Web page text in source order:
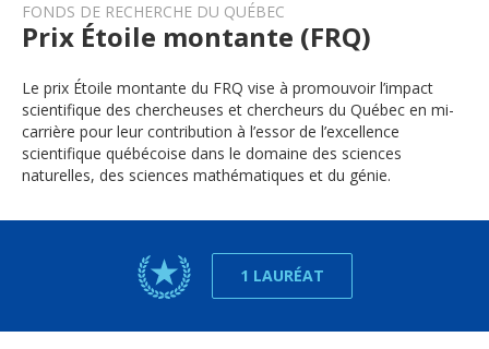
FONDS DE RECHERCHE DU QUÉBEC
Prix Étoile montante (FRQ)
Le prix Étoile montante du FRQ vise à promouvoir l’impact
scientifique des chercheuses et chercheurs du Québec en mi-
carrière pour leur contribution à l’essor de l’excellence
scientifique québécoise dans le domaine des sciences
naturelles, des sciences mathématiques et du génie.
1 LAURÉAT